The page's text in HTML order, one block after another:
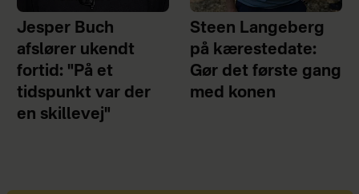
Jesper Buch
afslører ukendt
fortid: "På et
tidspunkt var der
en skillevej"
Steen Langeberg
på kærestedate:
Gør det første gang
med konen